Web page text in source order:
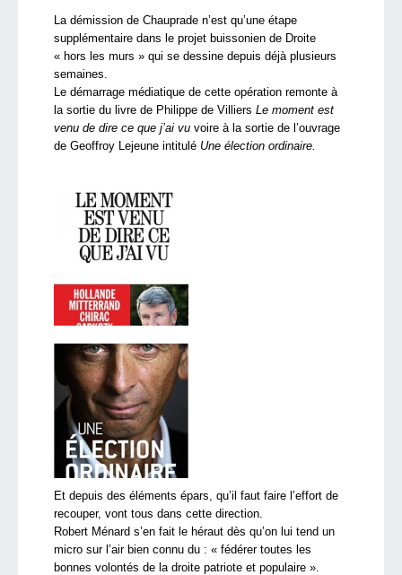
La démission de Chauprade n’est qu’une étape
supplémentaire dans le projet buissonien de Droite
« hors les murs » qui se dessine depuis déjà plusieurs
semaines.
Le démarrage médiatique de cette opération remonte à
la sortie du livre de Philippe de Villiers Le moment est
venu de dire ce que j’ai vu voire à la sortie de l’ouvrage
de Geoffroy Lejeune intitulé Une élection ordinaire.
Et depuis des éléments épars, qu’il faut faire l’effort de
recouper, vont tous dans cette direction.
Robert Ménard s’en fait le héraut dès qu’on lui tend un
micro sur l’air bien connu du : « fédérer toutes les
bonnes volontés de la droite patriote et populaire ».